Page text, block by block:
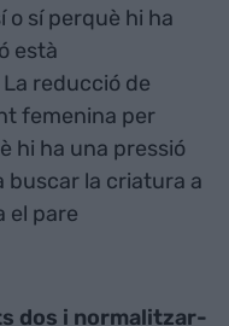
o sí perquè hi ha
està
reducció de
femenina per
hi ha una pressió
buscar la criatura a
el pare
dos i normalitzar-